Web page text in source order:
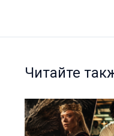
Читайте